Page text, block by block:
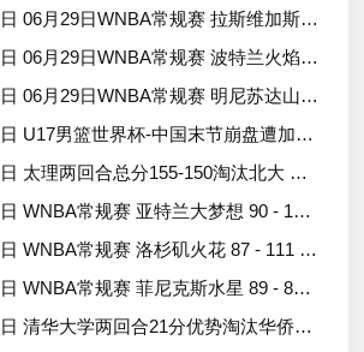
日WNBA常规赛 拉斯维加斯王牌 107 - 99 芝加哥天空 集锦
日WNBA常规赛 波特兰火焰 123 - 124 华盛顿神秘人 集锦
日WNBA常规赛 明尼苏达山猫 85 - 77 达拉斯飞翼 集锦
篮世界杯-中国末节崩盘遭加拿大逆转 狂丢40个后场篮板
回合总分155-150淘汰北大 段成果21分 邓奕豪空砍24+8
常规赛 亚特兰大梦想 90 - 105 西雅图风暴 全场集锦
常规赛 洛杉矶火花 87 - 111 印第安纳狂热 全场集锦
常规赛 菲尼克斯水星 89 - 80 多伦多节奏 全场集锦
学两回合21分优势淘汰华侨大学 郑君豪16分 虎建国23分